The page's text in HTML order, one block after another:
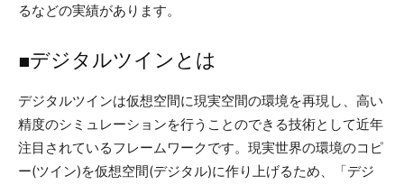
るなどの実績があります。
■デジタルツインとは
デジタルツインは仮想空間に現実空間の環境を再現し、高い
精度のシミュレーションを行うことのできる技術として近年
注目されているフレームワークです。現実世界の環境のコピ
ー(ツイン)を仮想空間(デジタル)に作り上げるため、「デジ